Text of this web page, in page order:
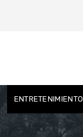
ENTRETENIMIENTO